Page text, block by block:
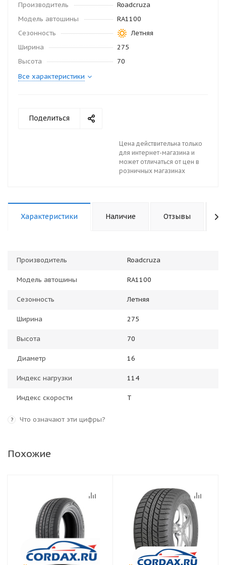
Производитель
Roadcruza
Модель автошины
RA1100
Сезонность
Летняя
Ширина
275
Высота
70
Все характеристики
Поделиться
Цена действительна только
для интернет-магазина и
может отличаться от цен в
розничных магазинах
Характеристики Наличие Отзывы
Производитель Roadcruza
Модель автошины RA1100
Сезонность Летняя
Ширина 275
Высота 70
Диаметр 16
Индекс нагрузки 114
Индекс скорости T
? Что означают эти цифры?
Похожие